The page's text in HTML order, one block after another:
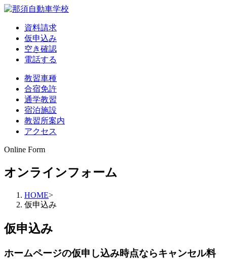
資料請求
仮申込み
空き確認
電話する
教習車種
合宿免許
通学教習
宿泊施設
教習所案内
アクセス
Online Form
オンラインフォーム
HOME>
仮申込み
仮申込み
ホームページの仮申し込み時点ならキャンセル料